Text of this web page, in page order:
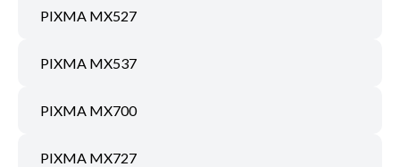
PIXMA MX527
PIXMA MX537
PIXMA MX700
PIXMA MX727